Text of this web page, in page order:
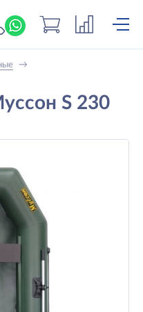
+7 (919) 698-56-
→
S 230